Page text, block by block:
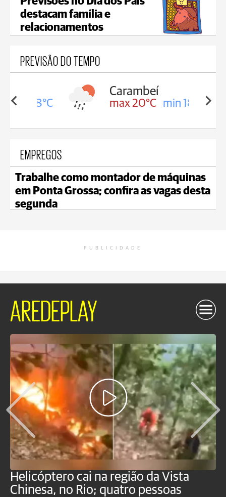
destacam família e
relacionamentos
PREVISÃO DO TEMPO
18°C
Carambeí
max 20°C min 18°C
EMPREGOS
Trabalhe como montador de máquinas
em Ponta Grossa; confira as vagas desta
segunda
PUBLICIDADE
AREDEPLAY
Helicóptero cai na região da Vista
Chinesa, no Rio; quatro pessoas